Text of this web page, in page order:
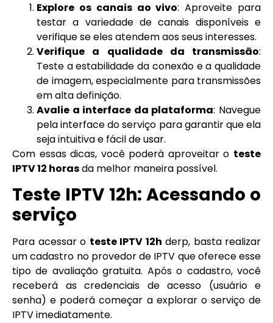
Explore os canais ao vivo: Aproveite para
testar a variedade de canais disponíveis e
verifique se eles atendem aos seus interesses.
Verifique a qualidade da transmissão:
Teste a estabilidade da conexão e a qualidade
de imagem, especialmente para transmissões
em alta definição.
Avalie a interface da plataforma: Navegue
pela interface do serviço para garantir que ela
seja intuitiva e fácil de usar.
Com essas dicas, você poderá aproveitar o teste
IPTV 12 horasda melhor maneira possível.
Teste IPTV 12h: Acessando o
serviço
Para acessar o teste IPTV 12h derp, basta realizar
um cadastro no provedor de IPTV que oferece esse
tipo de avaliação gratuita. Após o cadastro, você
receberá as credenciais de acesso (usuário e
senha) e poderá começar a explorar o serviço de
IPTV imediatamente.